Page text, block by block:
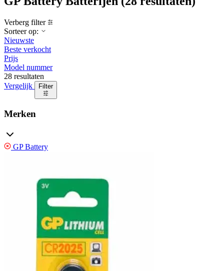
Verberg filter
Sorteer op:
Nieuwste
Beste verkocht
Prijs
Model nummer
28 resultaten
Vergelijk
Filter
Merken
GP Battery